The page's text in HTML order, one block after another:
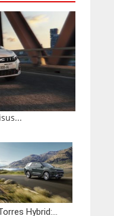
Hybrid:...